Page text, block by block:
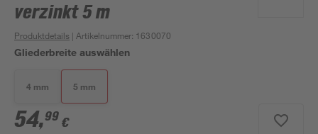
verzinkt 5 m
Produktdetails | Artikelnummer: 1630070
Gliederbreite auswählen
4 mm 5 mm
54,99 €